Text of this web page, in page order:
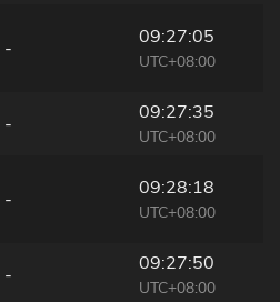
-
09:27:05
UTC+08:00
-
09:27:35
UTC+08:00
-
09:28:18
UTC+08:00
-
09:27:50
UTC+08:00